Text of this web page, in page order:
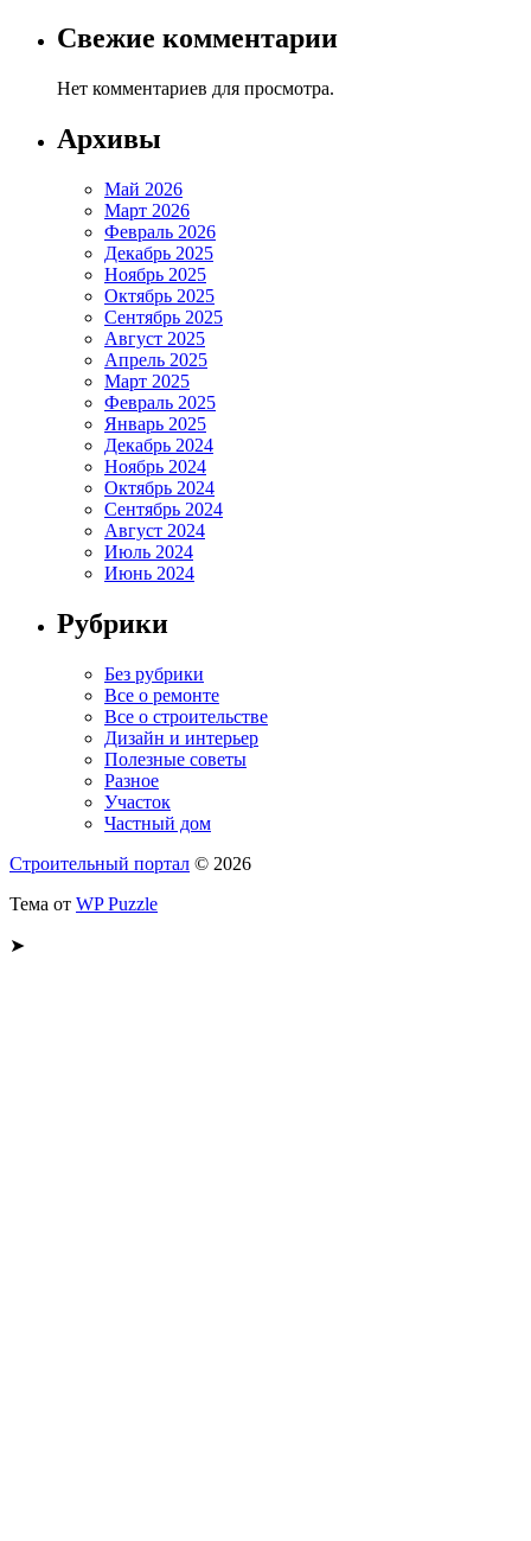
Свежие комментарии
Нет комментариев для просмотра.
Архивы
Май 2026
Март 2026
Февраль 2026
Декабрь 2025
Ноябрь 2025
Октябрь 2025
Сентябрь 2025
Август 2025
Апрель 2025
Март 2025
Февраль 2025
Январь 2025
Декабрь 2024
Ноябрь 2024
Октябрь 2024
Сентябрь 2024
Август 2024
Июль 2024
Июнь 2024
Рубрики
Без рубрики
Все о ремонте
Все о строительстве
Дизайн и интерьер
Полезные советы
Разное
Участок
Частный дом
Строительный портал © 2026
Тема от WP Puzzle
➤